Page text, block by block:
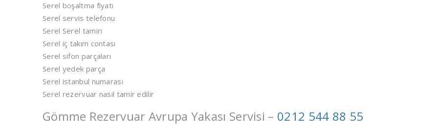
Serel boşaltma fiyatı
Serel servis telefonu
Serel Serel tamiri
Serel iç takım contası
Serel sifon parçaları
Serel yedek parça
Serel istanbul numarası
Serel rezervuar nasıl tamir edilir
Gömme Rezervuar Avrupa Yakası Servisi – 0212 544 88 55